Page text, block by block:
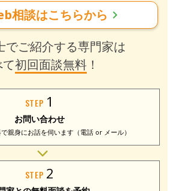
相談はこちらから chevron_right
でご紹介する専門家は
初回面談無料！
STEP 1
お問い合わせ
親身にお話を伺います（電話 or メール）
STEP 2